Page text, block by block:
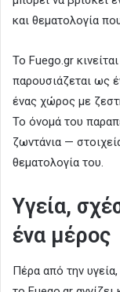
και θεματολογία
Το Fuego.gr
παρουσιάζεται ως
ένας χώρος με
Το όνομά του
ζωντάνια —
θεματολογία του.
Υγεία,
ένα μέρος
Πέρα από την